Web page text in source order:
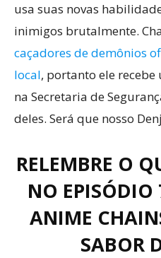
usa suas novas
inimigos brutalmente.
caçadores de demônios
local, portanto ele
na Secretaria de
deles. Será que nosso
RELEMBRE O
NO EPISÓDIO
ANIME
SABOR